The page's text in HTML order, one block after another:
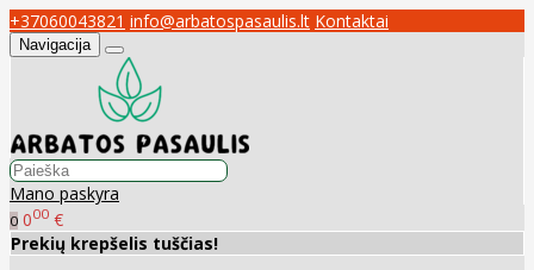
+37060043821 info@arbatospasaulis.lt Kontaktai
Navigacija
Mano paskyra
0 000 €
Prekių krepšelis tuščias!